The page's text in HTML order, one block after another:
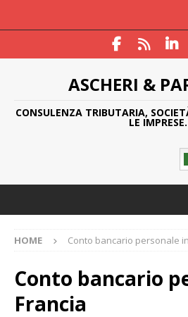
ASCHERI &
CONSULENZA TRIBUTARIA,
LE IMPRESE.
HOME Conto bancario personale
Conto bancario
Francia